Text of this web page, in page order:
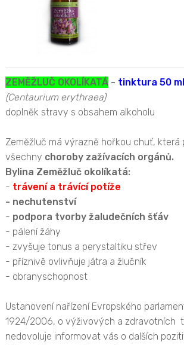
ZEMĚŽLUČ OKOLÍKATÁ- tinktura 50 ml
(Centaurium erythraea)
doplněk stravy s obsahem alkoholu
Zeměžluč má výrazně hořkou chuť, která
všechny choroby zažívacích orgánů.
Bylina Zeměžluč okolíkatá:
- trávení a trávící potíže
- nechutenství
- podpora tvorby žaludečních šťáv
- pálení žáhy
- zvyšuje tonus a perystaltiku střev
- příznivě ovlivňuje játra a žlučník
- obranyschopnost
Ustanovení nařízení Evropského
1924/2006, o výživových a zdravotních
nedovoluje informovat vás o dalších